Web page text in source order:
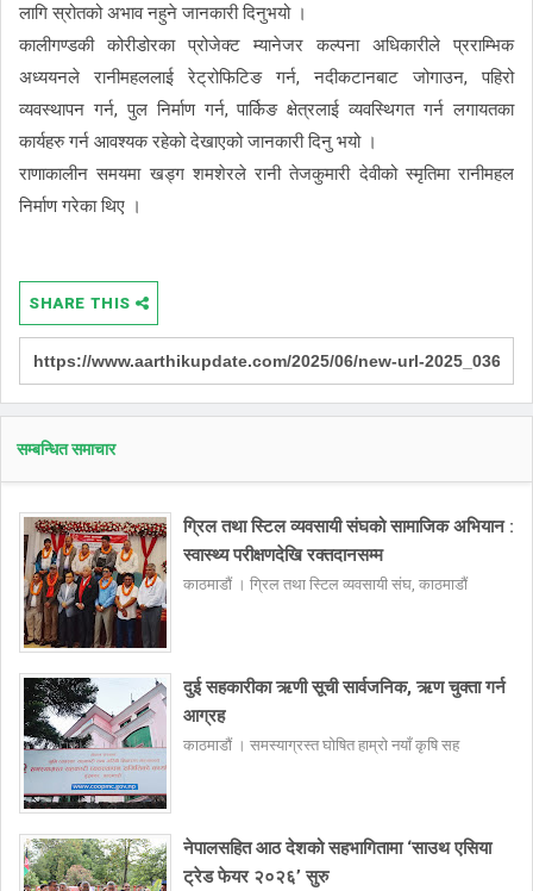
लागि स्रोतको अभाव नहुने जानकारी दिनुभयो ।
कालीगण्डकी कोरीडोरका प्रोजेक्ट म्यानेजर कल्पना अधिकारीले प्रराम्भिक
अध्ययनले रानीमहललाई रेट्रोफिटिङ गर्न, नदीकटानबाट जोगाउन, पहिरो
व्यवस्थापन गर्न, पुल निर्माण गर्न, पार्किङ क्षेत्रलाई व्यवस्थिगत गर्न लगायतका
कार्यहरु गर्न आवश्यक रहेको देखाएको जानकारी दिनु भयो ।
राणाकालीन समयमा खड्ग शमशेरले रानी तेजकुमारी देवीको स्मृतिमा रानीमहल
निर्माण गरेका थिए ।
SHARE THIS
सम्बन्धित समाचार
ग्रिल तथा स्टिल व्यवसायी संघको सामाजिक अभियान :
स्वास्थ्य परीक्षणदेखि रक्तदानसम्म
काठमाडौं । ग्रिल तथा स्टिल व्यवसायी संघ, काठमाडौं
दुई सहकारीका ऋणी सूची सार्वजनिक, ऋण चुक्ता गर्न
आग्रह
काठमाडौं । समस्याग्रस्त घोषित हाम्रो नयाँ कृषि सह
नेपालसहित आठ देशको सहभागितामा ‘साउथ एसिया
ट्रेड फेयर २०२६’ सुरु